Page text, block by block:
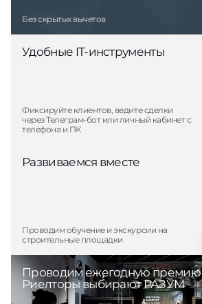
Без скрытых вычетов
Удобные IT-инструменты
Фиксируйте клиентов, ведите сделки
через Телеграм-бот или личный кабинет с
телефона и ПК
Развиваемся вместе
Проводим обучение и экскурсии на
строительные площадки
Проводим ежегодную премию
Риелторы выбирают РАЗУМ